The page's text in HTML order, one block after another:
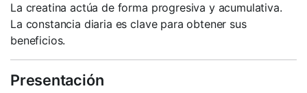
La creatina actúa de forma progresiva y acumulativa.
La constancia diaria es clave para obtener sus
beneficios.
Presentación